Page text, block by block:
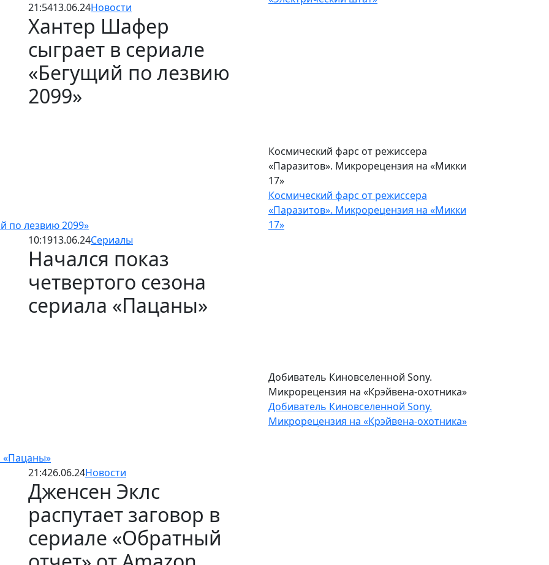
21:5413.06.24Новости
Хантер Шафер
сыграет в сериале
«Бегущий по лезвию
2099»
по лезвию 2099»
10:1913.06.24Сериалы
Начался показ
четвертого сезона
сериала «Пацаны»
«Пацаны»
21:426.06.24Новости
Дженсен Эклс
распутает заговор в
сериале «Обратный